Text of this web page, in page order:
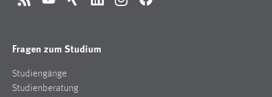
RSS YouTubeXing LinkedInInstagramFacebook
Fragen zum Studium
Studiengänge
Studienberatung